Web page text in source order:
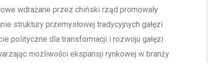
wdrażane przez chiński rząd promowały
struktury przemysłowej tradycyjnych gałęzi
polityczne dla transformacji i rozwoju gałęzi
możliwości ekspansji rynkowej w branży